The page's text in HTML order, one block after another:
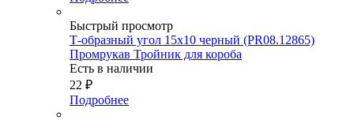
Быстрый просмотр
Т-образный угол 15х10 черный (PR08.12865)
Промрукав Тройник для короба
Есть в наличии
22 ₽
Подробнее